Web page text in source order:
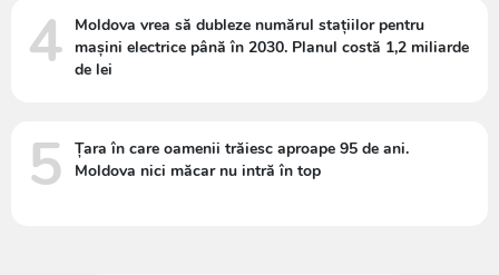
4
Moldova vrea să dubleze numărul stațiilor pentru
mașini electrice până în 2030. Planul costă 1,2 miliarde
de lei
5
Țara în care oamenii trăiesc aproape 95 de ani.
Moldova nici măcar nu intră în top